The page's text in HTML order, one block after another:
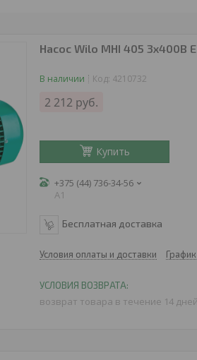
Насос Wilo MHI 405 3х400В
В наличии Код: 4210732
2 212 руб.
Купить
+375 (44) 736-34-56
A1
Бесплатная доставка
Условия оплаты и доставки
возврат товара в течение 14